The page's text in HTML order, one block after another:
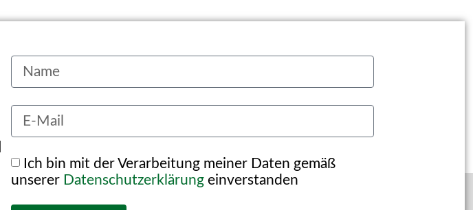
Ich bin mit der Verarbeitung meiner Daten gemäß
unserer Datenschutzerklärung einverstanden